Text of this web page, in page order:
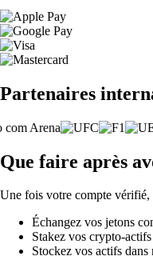
Partenaires
Que faire après
Une fois votre compte vérifié,
Échangez vos jetons
Stakez vos crypto-
Stockez vos actifs